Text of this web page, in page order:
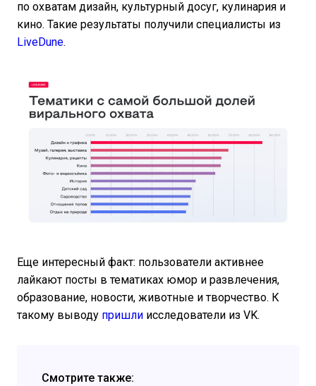
по охватам дизайн, культурный досуг, кулинария и
кино. Такие результаты получили специалисты из
LiveDune.
Еще интересный факт: пользователи активнее
лайкают посты в тематиках юмор и развлечения,
образование, новости, животные и творчество. К
такому выводу пришли исследователи из VK.
Смотрите также: